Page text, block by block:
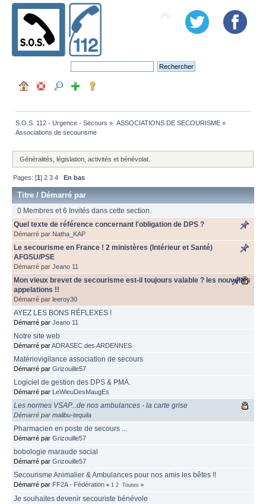
S.O.S. 112 - Urgence - Secours » ASSOCIATIONS DE SECOURISME»
Associations de secourisme
Généralités, législation, activités et bénévolat.
Pages: [1]2 3 4 En bas
Titre / Démarré par
0 Membres et 6 Invités dans cette section.
Quel texte de référence concernant l'obligation de DPS ?
Démarré par Natha_KAP
Le secourisme en France ! 2 ministères (Intérieur et Santé)
AFGSU/PSE
Démarré par Jeano 11
Mon vieux brevet de secourisme est-il toujours valable ? les nouvelles
appelations !!
Démarré par leeroy30
AYEZ LES BONS RÉFLEXES !
Démarré par Jeano 11
Notre site web
Démarré parADRASEC des ARDENNES
Matériovigilance association de secours
Démarré par Grizouille57
Logiciel de gestion des DPS & PMA.
Démarré par LeWieuDesMaugEs
Les normes VSAP...de nos ambulances - la carte grise
Démarré par malibu-tequila
Pharmacien en poste de secours ...
Démarré par Grizouille57
bobologie maraude social
Démarré par Grizouille57
Secourisme Animalier & Ambulances pour nos amis les bêtes !!
Démarré par FF2A - Fédération « 1 2 Toutes »
Je souhaites devenir secouriste bénévole